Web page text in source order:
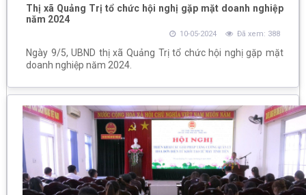
Thị xã Quảng Trị tổ chức hội nghị gặp mặt doanh nghiệp
năm 2024
10-05-2024 Đã xem: 388
Ngày 9/5, UBND thị xã Quảng Trị tổ chức hội nghị gặp mặt
doanh nghiệp năm 2024.